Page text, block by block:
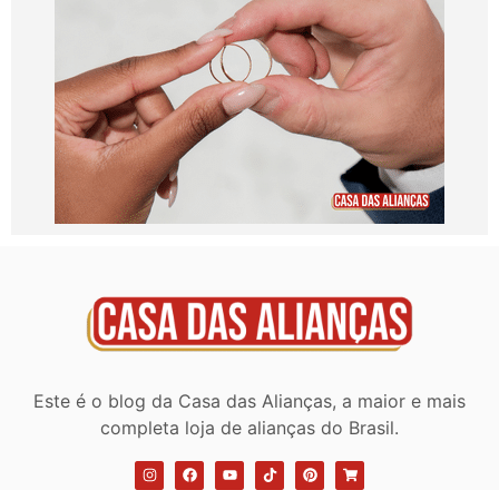
Este é o blog da Casa das Alianças, a maior e mais
completa loja de alianças do Brasil.